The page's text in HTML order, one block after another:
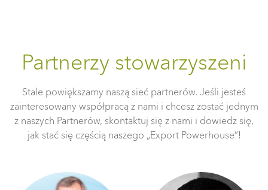
Partnerzy stowarzyszeni
Stale powiększamy naszą sieć partnerów. Jeśli jesteś
zainteresowany współpracą z nami i chcesz zostać jednym
z naszych Partnerów, skontaktuj się z nami i dowiedz się,
jak stać się częścią naszego „Export Powerhouse”!